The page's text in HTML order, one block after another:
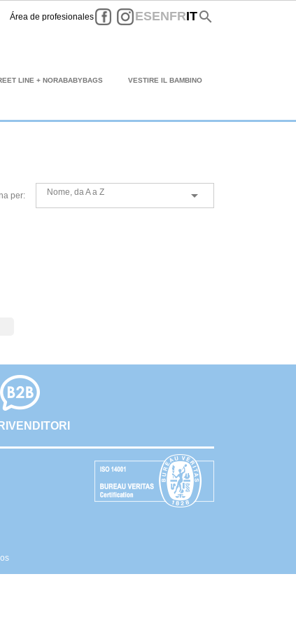
Área de profesionales FacebookInstagram
ESENFRITsearch
LINE + NORABABYBAGS VESTIRE IL BAMBINO
per: Nome, da A a Z 